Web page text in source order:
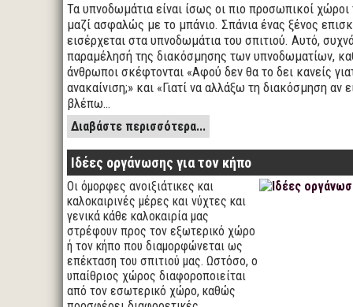
Τα υπνοδωμάτια είναι ίσως οι πιο προσωπικοί χώροι
μαζί ασφαλώς με το μπάνιο. Σπάνια ένας ξένος
εισέρχεται στα υπνοδωμάτια του σπιτιού. Αυτό,
παραμέλησή της διακόσμησης των υπνοδωματίων,
άνθρωποι σκέφτονται «Αφού δεν θα το δει κανείς
ανακαίνιση;» και «Γιατί να αλλάξω τη διακόσμηση αν
βλέπω…
Διαβάστε περισσότερα...
Ιδέες οργάνωσης για τον κήπο
Οι όμορφες ανοιξιάτικες και
καλοκαιρινές μέρες και νύχτες και
γενικά κάθε καλοκαιρία μας
στρέφουν προς τον εξωτερικό χώρο
ή τον κήπο που διαμορφώνεται ως
επέκταση του σπιτιού μας. Ωστόσο, ο
υπαίθριος χώρος διαφοροποιείται
από τον εσωτερικό χώρο, καθώς